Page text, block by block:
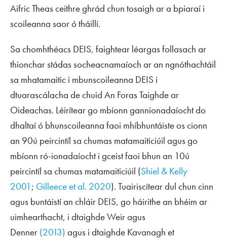
Aifric Theas ceithre ghrád chun tosaigh ar a bpiaraí i
scoileanna saor ó tháillí.
Sa chomhthéacs DEIS, faightear léargas follasach ar
thionchar stádas socheacnamaíoch ar an ngnóthachtáil
sa mhatamaitic i mbunscoileanna DEIS i
dtuarascálacha de chuid An Foras Taighde ar
Oideachas. Léirítear go mbíonn gannionadaíocht do
dhaltaí ó bhunscoileanna faoi mhíbhuntáiste os cionn
an 90ú peircintíl sa chumas matamaiticiúil agus go
mbíonn ró-ionadaíocht i gceist faoi bhun an 10ú
peircintíl sa chumas matamaiticiúil (Shiel & Kelly
2001 ; Gilleece et al. 2020). Tuairiscítear dul chun cinn
agus buntáistí an chláir DEIS, go háirithe an bhéim ar
uimhearthacht, i dtaighde Weir agus
Denner (2013) agus i dtaighde Kavanagh et